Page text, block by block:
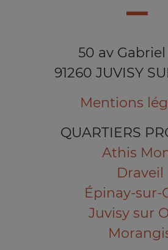
50 av
91260 JUVISY
Mentions
QUARTIERS
Athis
Draveil
Épinay-sur-
Juvisy sur